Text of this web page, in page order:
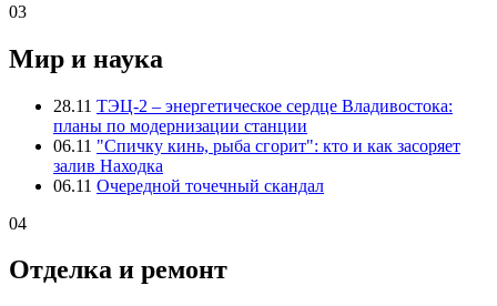
03
Мир и наука
28.11 ТЭЦ-2 – энергетическое сердце Владивостока:
планы по модернизации станции
06.11 "Спичку кинь, рыба сгорит": кто и как засоряет
залив Находка
06.11 Очередной точечный скандал
04
Отделка и ремонт